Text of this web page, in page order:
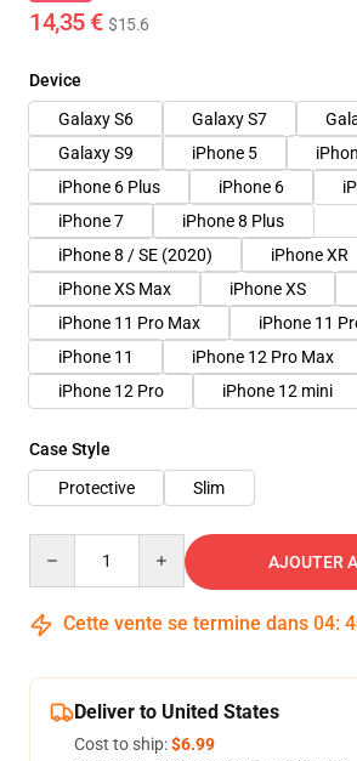
14,35 € $15.6
Device
Galaxy S6
Galaxy S7
Galaxy S9
iPhone 5
iPhone 6 Plus
iPhone 6
iPhone 7
iPhone 8 Plus
iPhone 8 / SE (2020)
iPhone XR
iPhone XS Max
iPhone XS
iPhone 11 Pro Max
iPhone 11
iPhone 11
iPhone 12 Pro Max
iPhone 12 Pro
iPhone 12 mini
Case Style
Protective
Slim
AJOUTER
Cette vente se termine dans 04:
Deliver to United States
Cost to ship:$6.99